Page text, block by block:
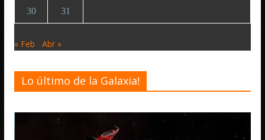
30 31
« Feb Abr »
Lo último de la Galaxia!